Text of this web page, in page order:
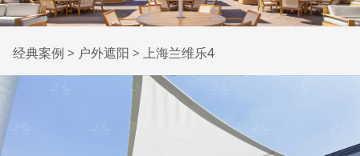
上海兰维乐4
经典案例 > 户外遮阳 > 上海兰维乐4